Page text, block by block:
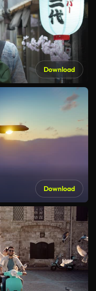
Download
Download